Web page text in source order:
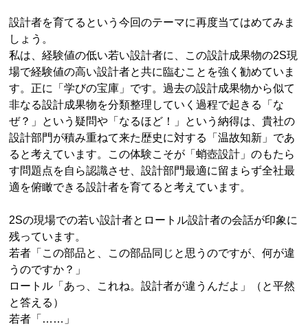
設計者を育てるという今回のテーマに再度当てはめてみま
しょう。
私は、経験値の低い若い設計者に、この設計成果物の2S現
場で経験値の高い設計者と共に臨むことを強く勧めていま
す。正に「学びの宝庫」です。過去の設計成果物から似て
非なる設計成果物を分類整理していく過程で起きる「な
ぜ？」という疑問や「なるほど！」という納得は、貴社の
設計部門が積み重ねて来た歴史に対する「温故知新」であ
ると考えています。この体験こそが「蛸壺設計」のもたら
す問題点を自ら認識させ、設計部門最適に留まらず全社最
適を俯瞰できる設計者を育てると考えています。
2Sの現場での若い設計者とロートル設計者の会話が印象に
残っています。
若者「この部品と、この部品同じと思うのですが、何が違
うのですか？」
ロートル「あっ、これね。設計者が違うんだよ」（と平然
と答える）
若者「……」